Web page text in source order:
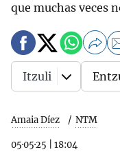
que muchas veces
Amaia Díez NTM
05·05·25 18:04
Itzuli